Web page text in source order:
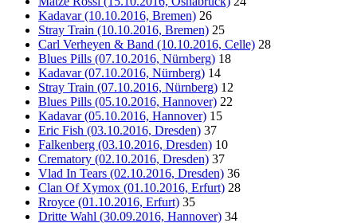
Kadavar (10.10.2016, Bremen) 26
Stray Train (10.10.2016, Bremen) 25
Carl Verheyen & Band (10.10.2016, Celle) 28
Blues Pills (07.10.2016, Nürnberg) 18
Kadavar (07.10.2016, Nürnberg) 14
Stray Train (07.10.2016, Nürnberg) 12
Blues Pills (05.10.2016, Hannover) 22
Kadavar (05.10.2016, Hannover) 15
Eric Fish (03.10.2016, Dresden) 37
Falkenberg (03.10.2016, Dresden) 10
Crematory (02.10.2016, Dresden) 37
Vlad In Tears (02.10.2016, Dresden) 36
Clan Of Xymox (01.10.2016, Erfurt) 28
Rroyce (01.10.2016, Erfurt) 35
Dritte Wahl (30.09.2016, Hannover) 34